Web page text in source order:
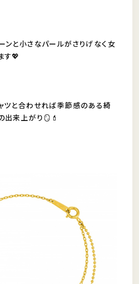
ンと小さなパールがさりげなく女
す💖
ツと合わせれば季節感のある綺
出来上がり🪞💄